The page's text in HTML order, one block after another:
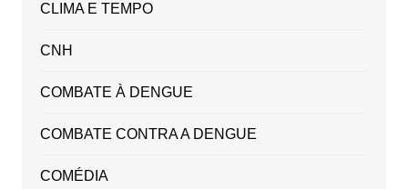
CLIMA E TEMPO
CNH
COMBATE À DENGUE
COMBATE CONTRA A DENGUE
COMÉDIA